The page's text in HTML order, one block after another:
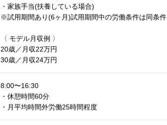
・家族手当(扶養している場合)
※試用期間あり(6ヶ月)試用期間中の労働条件は同条件
〈 モデル月収例 〉
20歳／月収22万円
30歳／月収24万円
8:00〜16:30
・休憩時間60分
・月平均時間外労働25時間程度